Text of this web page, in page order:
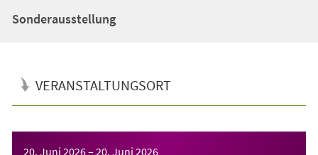
Sonderausstellung
VERANSTALTUNGSORT
20. Juni 2026– 20. Juni 2026